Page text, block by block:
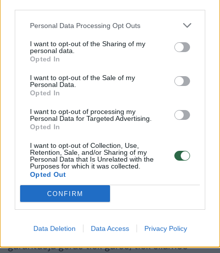
Personal Data Processing Opt Outs
I want to opt-out of the Sharing of my
personal data.
Opted In
I want to opt-out of the Sale of my
Personal Data.
Opted In
I want to opt-out of processing my
Personal Data for Targeted Advertising.
Opted In
I want to opt-out of Collection, Use,
Retention, Sale, and/or Sharing of my
Personal Data that Is Unrelated with the
Purposes for which it was collected.
Opted Out
CONFIRM
Data Deletion Data Access Privacy Policy
būstą su rekuperacine vėdinimo sistema ir
grindiniu šildymu. Langų charakteristika,
renkantis naujos statybos butą, taip pat
labai svarbi. Pavyzdžiui, šiuo metu mūsų
vystomame projekte montuojami 6 kamerų
plastikiniai langai su dvigubo stiklo paketais.
Tokie langai atitinka A+ klasės pastato
energinio naudingumo klasę, o jų dydis
užtikrina, kad namuose nepritrūktų natūralios
šviesos“, – pasakojo P. Minkevičius.
gelžbetonio sienos, P. Minkevičiaus teigimu,
garantuoja geras tiek garso, tiek šilumos